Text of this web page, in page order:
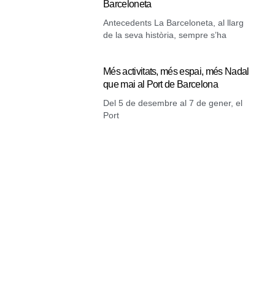
Barceloneta
Antecedents La Barceloneta, al llarg
de la seva història, sempre s’ha
Més activitats, més espai, més Nadal
que mai al Port de Barcelona
Del 5 de desembre al 7 de gener, el
Port